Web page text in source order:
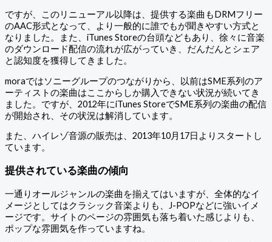
ですが、このリニューアル以降は、提供する楽曲もDRMフリー
のAAC形式となって、より一般的に誰でもが聞きやすい方式と
なりました。また、iTunes Storeの台頭などもあり、徐々に音楽
のダウンロード配信の流れが広がっていき、だんだんとシェア
と認知度を獲得してきました。
moraではソニーグループのつながりから、以前はSME系列のア
ーティストの楽曲はここからしか購入できない状況が続いてき
ました。ですが、2012年にiTunes StoreでSME系列の楽曲の配信
が開始され、その状況は解消しています。
また、ハイレゾ音源の販売は、2013年10月17日よりスタートし
ています。
提供されている楽曲の傾向
一通りオールジャンルの楽曲を揃えてはいますが、全体的なイ
メージとしてはクラシック音楽よりも、J-POPなどに強いイメ
ージです。サイトのページの雰囲気も落ち着いた感じよりも、
ポップな雰囲気を作っていますね。